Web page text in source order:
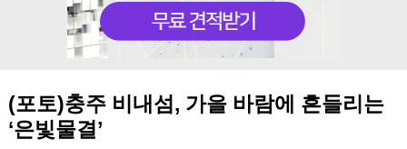
(포토)충주 비내섬, 가을 바람에 흔들리는
‘은빛물결’